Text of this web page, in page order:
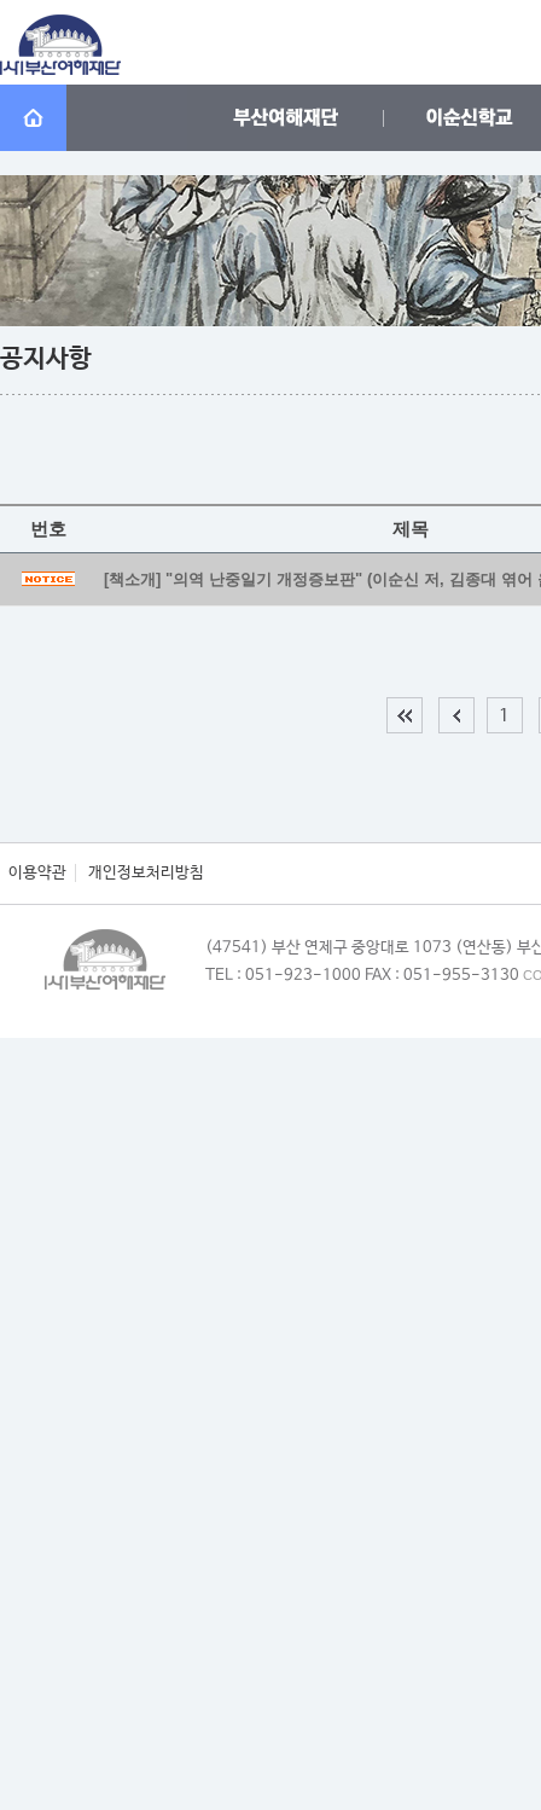
공지사항
번호 제목
[책소개] "의역 난중일기 개정증보판" (이순신 저, 김종대 엮어
1
이용약관 개인정보처리방침
(47541) 부산 연제구 중앙대로 1073 (연산동) 부
TEL : 051-923-1000 FAX : 051-955-3130